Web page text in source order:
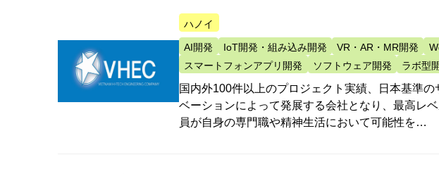
ハノイ
AI開発 IoT開発・組み込み開発 VR・AR・MR開発
スマートフォンアプリ開発
ソフトウェア開発 ラボ型
国内外100件以上のプロジェクト実績、日本基準
ベーションによって発展する会社となり、最高レ
員が自身の専門職や精神生活において可能性を…